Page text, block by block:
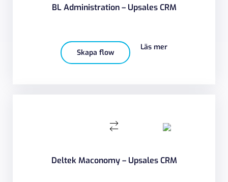
BL Administration – Upsales CRM
Skapa flow
Läs mer
Deltek Maconomy – Upsales CRM